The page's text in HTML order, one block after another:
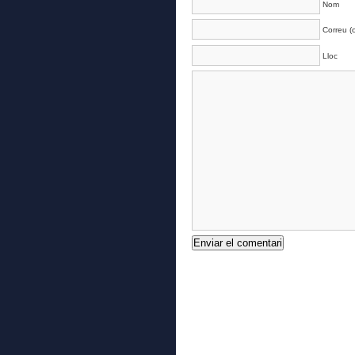
Nom
Correu
Lloc